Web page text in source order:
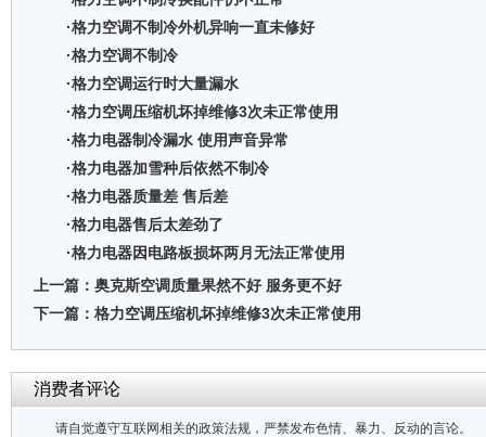
·格力空调不制冷外机异响一直未修好
·格力空调不制冷
·格力空调运行时大量漏水
·格力空调压缩机坏掉维修3次未正常使用
·格力电器制冷漏水 使用声音异常
·格力电器加雪种后依然不制冷
·格力电器质量差 售后差
·格力电器售后太差劲了
·格力电器因电路板损坏两月无法正常使用
上一篇： 奥克斯空调质量果然不好 服务更不好
下一篇： 格力空调压缩机坏掉维修3次未正常使用
消费者评论
请自觉遵守互联网相关的政策法规，严禁发布色情、暴力、反动的言论。